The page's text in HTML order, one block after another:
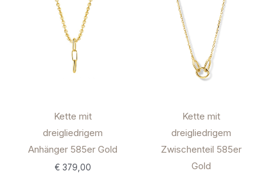
Kette mit
dreigliedrigem
Anhänger 585er Gold
€379,00
Kette mit
dreigliedrigem
Zwischenteil 585er
Gold